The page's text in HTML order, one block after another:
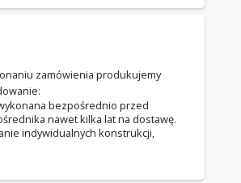
zamówienia produkujemy
bezpośrednio przed
nawet kilka lat na dostawę.
indywidualnych konstrukcji,